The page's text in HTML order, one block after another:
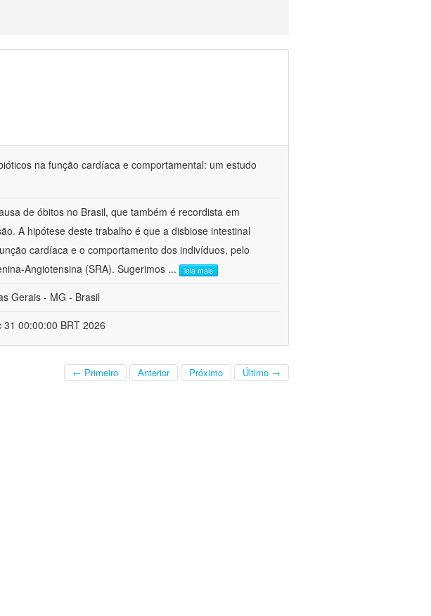
na função cardíaca e comportamental: um estudo
de óbitos no Brasil, que também é recordista em
A hipótese deste trabalho é que a disbiose intestinal
cardíaca e o comportamento dos indivíduos, pelo
Angiotensina (SRA). Sugerimos ... leia mais
Gerais - MG - Brasil
00:00:00 BRT 2026
← Primeiro Anterior Próximo Último →